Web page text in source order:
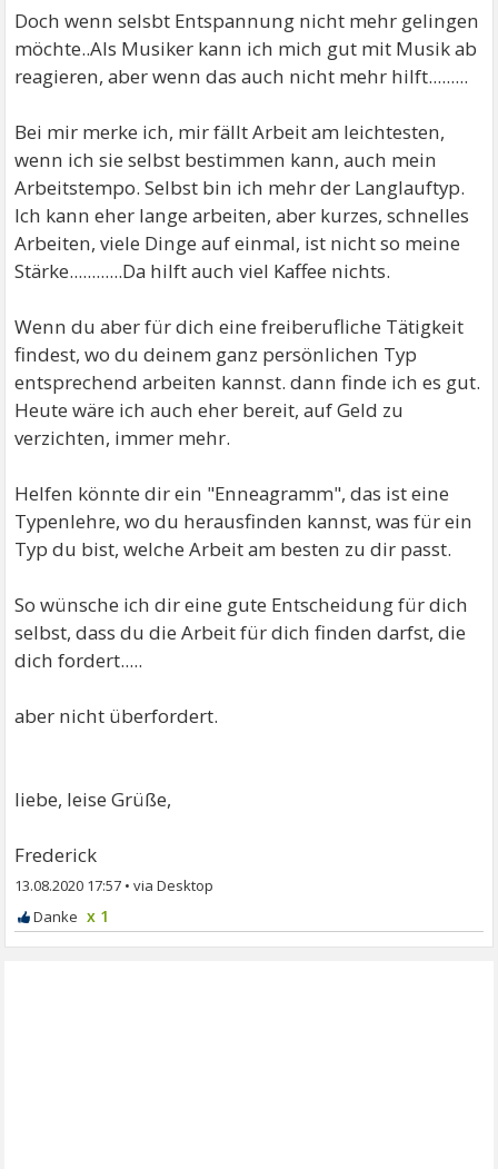
Doch wenn selsbt Entspannung nicht mehr gelingen
möchte..Als Musiker kann ich mich gut mit Musik ab
reagieren, aber wenn das auch nicht mehr hilft.........
Bei mir merke ich, mir fällt Arbeit am leichtesten,
wenn ich sie selbst bestimmen kann, auch mein
Arbeitstempo. Selbst bin ich mehr der Langlauftyp.
Ich kann eher lange arbeiten, aber kurzes, schnelles
Arbeiten, viele Dinge auf einmal, ist nicht so meine
Stärke............Da hilft auch viel Kaffee nichts.
Wenn du aber für dich eine freiberufliche Tätigkeit
findest, wo du deinem ganz persönlichen Typ
entsprechend arbeiten kannst. dann finde ich es gut.
Heute wäre ich auch eher bereit, auf Geld zu
verzichten, immer mehr.
Helfen könnte dir ein "Enneagramm", das ist eine
Typenlehre, wo du herausfinden kannst, was für ein
Typ du bist, welche Arbeit am besten zu dir passt.
So wünsche ich dir eine gute Entscheidung für dich
selbst, dass du die Arbeit für dich finden darfst, die
dich fordert.....
aber nicht überfordert.
liebe, leise Grüße,
Frederick
13.08.2020 17:57 •
x 1